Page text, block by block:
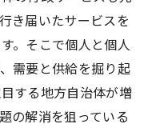
き届いたサービスを
。そこで個人と個人
需要と供給を掘り起
する地方自治体が増
の解消を狙っている